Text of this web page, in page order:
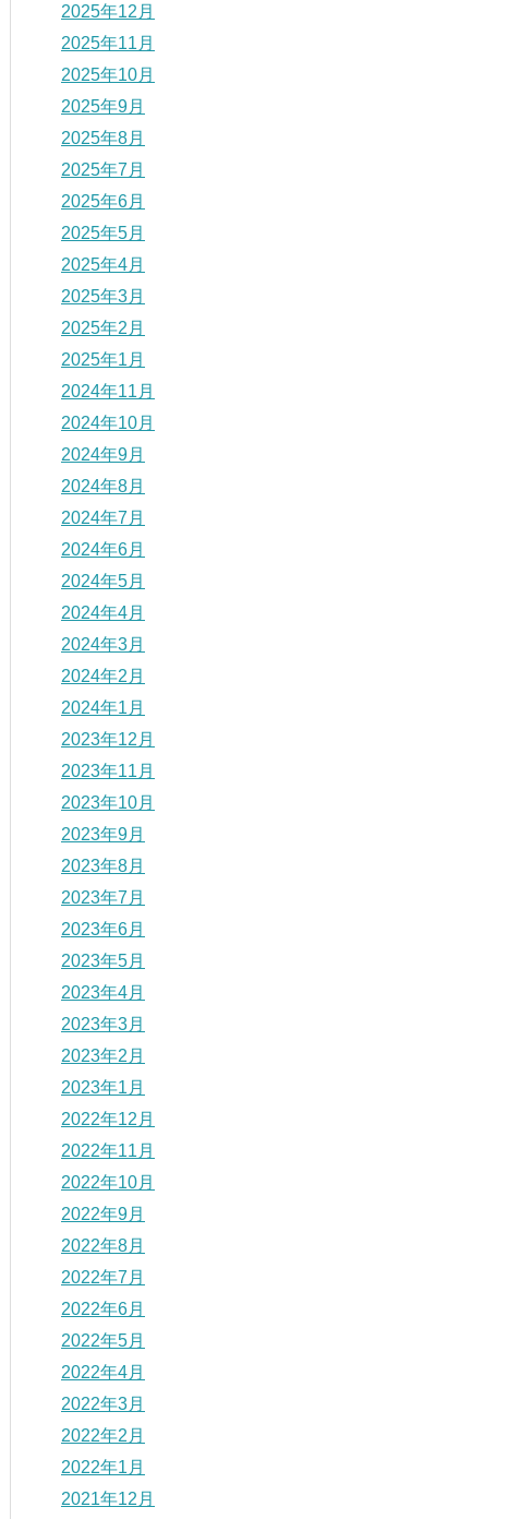
2025年12月
2025年11月
2025年10月
2025年9月
2025年8月
2025年7月
2025年6月
2025年5月
2025年4月
2025年3月
2025年2月
2025年1月
2024年11月
2024年10月
2024年9月
2024年8月
2024年7月
2024年6月
2024年5月
2024年4月
2024年3月
2024年2月
2024年1月
2023年12月
2023年11月
2023年10月
2023年9月
2023年8月
2023年7月
2023年6月
2023年5月
2023年4月
2023年3月
2023年2月
2023年1月
2022年12月
2022年11月
2022年10月
2022年9月
2022年8月
2022年7月
2022年6月
2022年5月
2022年4月
2022年3月
2022年2月
2022年1月
2021年12月